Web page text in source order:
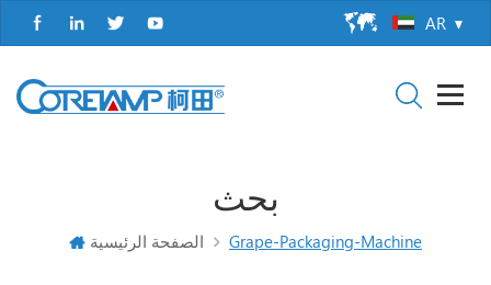
AR
بحث
الصفحة الرئيسية Grape-Packaging-Machine